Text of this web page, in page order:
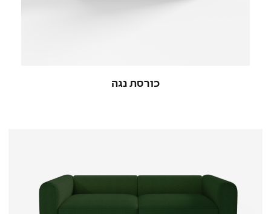
כורסת נגה